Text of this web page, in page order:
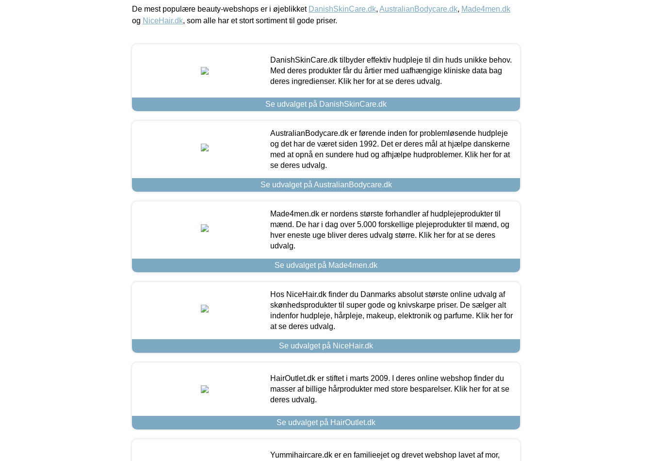
De mest populære beauty-webshops er i øjeblikket DanishSkinCare.dk, AustralianBodycare.dk, Made4men.dk
og NiceHair.dk, som alle har et stort sortiment til gode priser.
DanishSkinCare.dk tilbyder effektiv hudpleje til din huds unikke behov.
Med deres produkter får du årtier med uafhængige kliniske data bag
deres ingredienser. Klik her for at se deres udvalg.
Se udvalget på DanishSkinCare.dk
AustralianBodycare.dk er førende inden for problemløsende hudpleje
og det har de været siden 1992. Det er deres mål at hjælpe danskerne
med at opnå en sundere hud og afhjælpe hudproblemer. Klik her for at
se deres udvalg.
Se udvalget på AustralianBodycare.dk
Made4men.dk er nordens største forhandler af hudplejeprodukter til
mænd. De har i dag over 5.000 forskellige plejeprodukter til mænd, og
hver eneste uge bliver deres udvalg større. Klik her for at se deres
udvalg.
Se udvalget på Made4men.dk
Hos NiceHair.dk finder du Danmarks absolut største online udvalg af
skønhedsprodukter til super gode og knivskarpe priser. De sælger alt
indenfor hudpleje, hårpleje, makeup, elektronik og parfume. Klik her for
at se deres udvalg.
Se udvalget på NiceHair.dk
HairOutlet.dk er stiftet i marts 2009. I deres online webshop finder du
masser af billige hårprodukter med store besparelser. Klik her for at se
deres udvalg.
Se udvalget på HairOutlet.dk
Yummihaircare.dk er en familieejet og drevet webshop lavet af mor,